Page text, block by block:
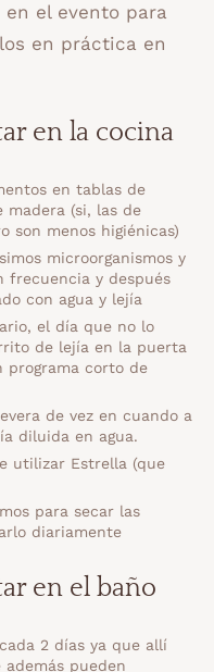
el evento para
en práctica en
en la cocina
en tablas de
madera (si, las de
son menos higiénicas)
microorganismos y
frecuencia y después
con agua y lejía
el día que no lo
de lejía en la puerta
programa corto de
de vez en cuando a
diluida en agua.
utilizar Estrella (que
para secar las
diariamente
en el baño
2 días ya que allí
pueden